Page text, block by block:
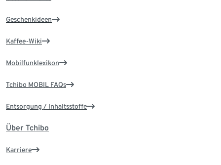
Geschenkideen
Kaffee-Wiki
Mobilfunklexikon
Tchibo MOBIL FAQs
Entsorgung / Inhaltsstoffe
Über Tchibo
Karriere